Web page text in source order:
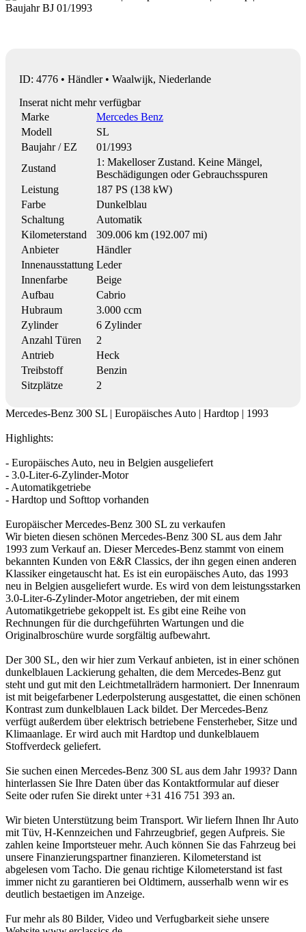
ID: 4776 • Händler • Waalwijk, Niederlande
Inserat nicht mehr verfügbar
Marke
Mercedes Benz
Modell
SL
Baujahr / EZ
01/1993
Zustand
1: Makelloser Zustand. Keine Mängel,
Beschädigungen oder Gebrauchsspuren
Leistung
187 PS (138 kW)
Farbe
Dunkelblau
Schaltung
Automatik
Kilometerstand
309.006 km (192.007 mi)
Anbieter
Händler
Innenausstattung Leder
Innenfarbe
Beige
Aufbau
Cabrio
Hubraum
3.000 ccm
Zylinder
6 Zylinder
Anzahl Türen
2
Antrieb
Heck
Treibstoff
Benzin
Sitzplätze
2
Mercedes-Benz 300 SL | Europäisches Auto | Hardtop | 1993
Highlights:
- Europäisches Auto, neu in Belgien ausgeliefert
- 3.0-Liter-6-Zylinder-Motor
- Automatikgetriebe
- Hardtop und Softtop vorhanden
Europäischer Mercedes-Benz 300 SL zu verkaufen
Wir bieten diesen schönen Mercedes-Benz 300 SL aus dem Jahr
1993 zum Verkauf an. Dieser Mercedes-Benz stammt von einem
bekannten Kunden von E&R Classics, der ihn gegen einen anderen
Klassiker eingetauscht hat. Es ist ein europäisches Auto, das 1993
neu in Belgien ausgeliefert wurde. Es wird von dem leistungsstarken
3.0-Liter-6-Zylinder-Motor angetrieben, der mit einem
Automatikgetriebe gekoppelt ist. Es gibt eine Reihe von
Rechnungen für die durchgeführten Wartungen und die
Originalbroschüre wurde sorgfältig aufbewahrt.
Der 300 SL, den wir hier zum Verkauf anbieten, ist in einer schönen
dunkelblauen Lackierung gehalten, die dem Mercedes-Benz gut
steht und gut mit den Leichtmetallrädern harmoniert. Der Innenraum
ist mit beigefarbener Lederpolsterung ausgestattet, die einen schönen
Kontrast zum dunkelblauen Lack bildet. Der Mercedes-Benz
verfügt außerdem über elektrisch betriebene Fensterheber, Sitze und
Klimaanlage. Er wird auch mit Hardtop und dunkelblauem
Stoffverdeck geliefert.
Sie suchen einen Mercedes-Benz 300 SL aus dem Jahr 1993? Dann
hinterlassen Sie Ihre Daten über das Kontaktformular auf dieser
Seite oder rufen Sie direkt unter +31 416 751 393 an.
Wir bieten Unterstützung beim Transport. Wir liefern Ihnen Ihr Auto
mit Tüv, H-Kennzeichen und Fahrzeugbrief, gegen Aufpreis. Sie
zahlen keine Importsteuer mehr. Auch können Sie das Fahrzeug bei
unsere Finanzierungspartner finanzieren. Kilometerstand ist
abgelesen vom Tacho. Die genau richtige Kilometerstand ist fast
immer nicht zu garantieren bei Oldtimern, ausserhalb wenn wir es
deutlich bestaetigen im Anzeige.
Fur mehr als 80 Bilder, Video und Verfugbarkeit siehe unsere